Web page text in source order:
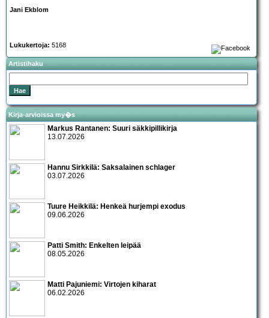
Jani Ekblom
Lukukertoja: 5168
Artistihaku
Kirja-arvioissa my�s
Markus Rantanen: Suuri säkkipillikirja
13.07.2026
Hannu Sirkkilä: Saksalainen schlager
03.07.2026
Tuure Heikkilä: Henkeä hurjempi exodus
09.06.2026
Patti Smith: Enkelten leipää
08.05.2026
Matti Pajuniemi: Virtojen kiharat
06.02.2026